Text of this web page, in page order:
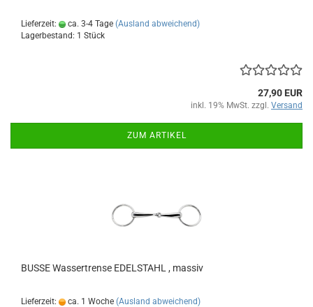
Lieferzeit: ca. 3-4 Tage (Ausland abweichend)
Lagerbestand: 1 Stück
27,90 EUR
inkl. 19% MwSt. zzgl. Versand
ZUM ARTIKEL
BUSSE Wassertrense EDELSTAHL , massiv
Lieferzeit: ca. 1 Woche (Ausland abweichend)